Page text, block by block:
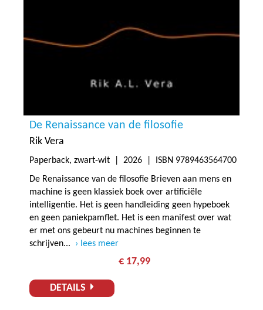
De Renaissance van de filosofie
Rik Vera
Paperback, zwart-wit | 2026 | ISBN 9789463564700
De Renaissance van de filosofie Brieven aan mens en
machine is geen klassiek boek over artificiële
intelligentie. Het is geen handleiding geen hypeboek
en geen paniekpamflet. Het is een manifest over wat
er met ons gebeurt nu machines beginnen te
schrijven...
lees meer
€ 17,99
DETAILS